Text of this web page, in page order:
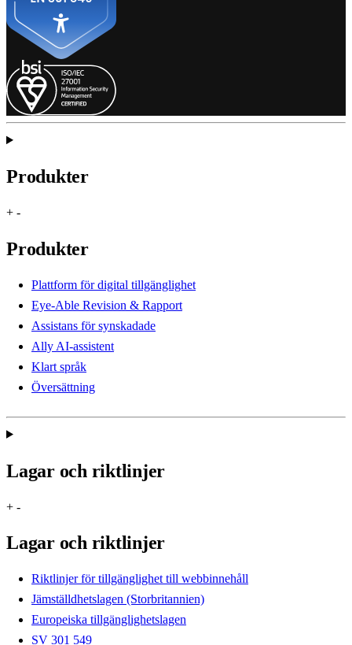
Produkter
+ -
Produkter
Plattform för digital tillgänglighet
Eye-Able Revision & Rapport
Assistans för synskadade
Ally AI-assistent
Klart språk
Översättning
Lagar och riktlinjer
+ -
Lagar och riktlinjer
Riktlinjer för tillgänglighet till webbinnehåll
Jämställdhetslagen (Storbritannien)
Europeiska tillgänglighetslagen
SV 301 549